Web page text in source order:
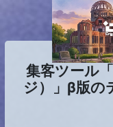
集客ツール
ジ）」β版の